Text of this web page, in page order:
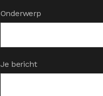
Onderwerp
Je bericht